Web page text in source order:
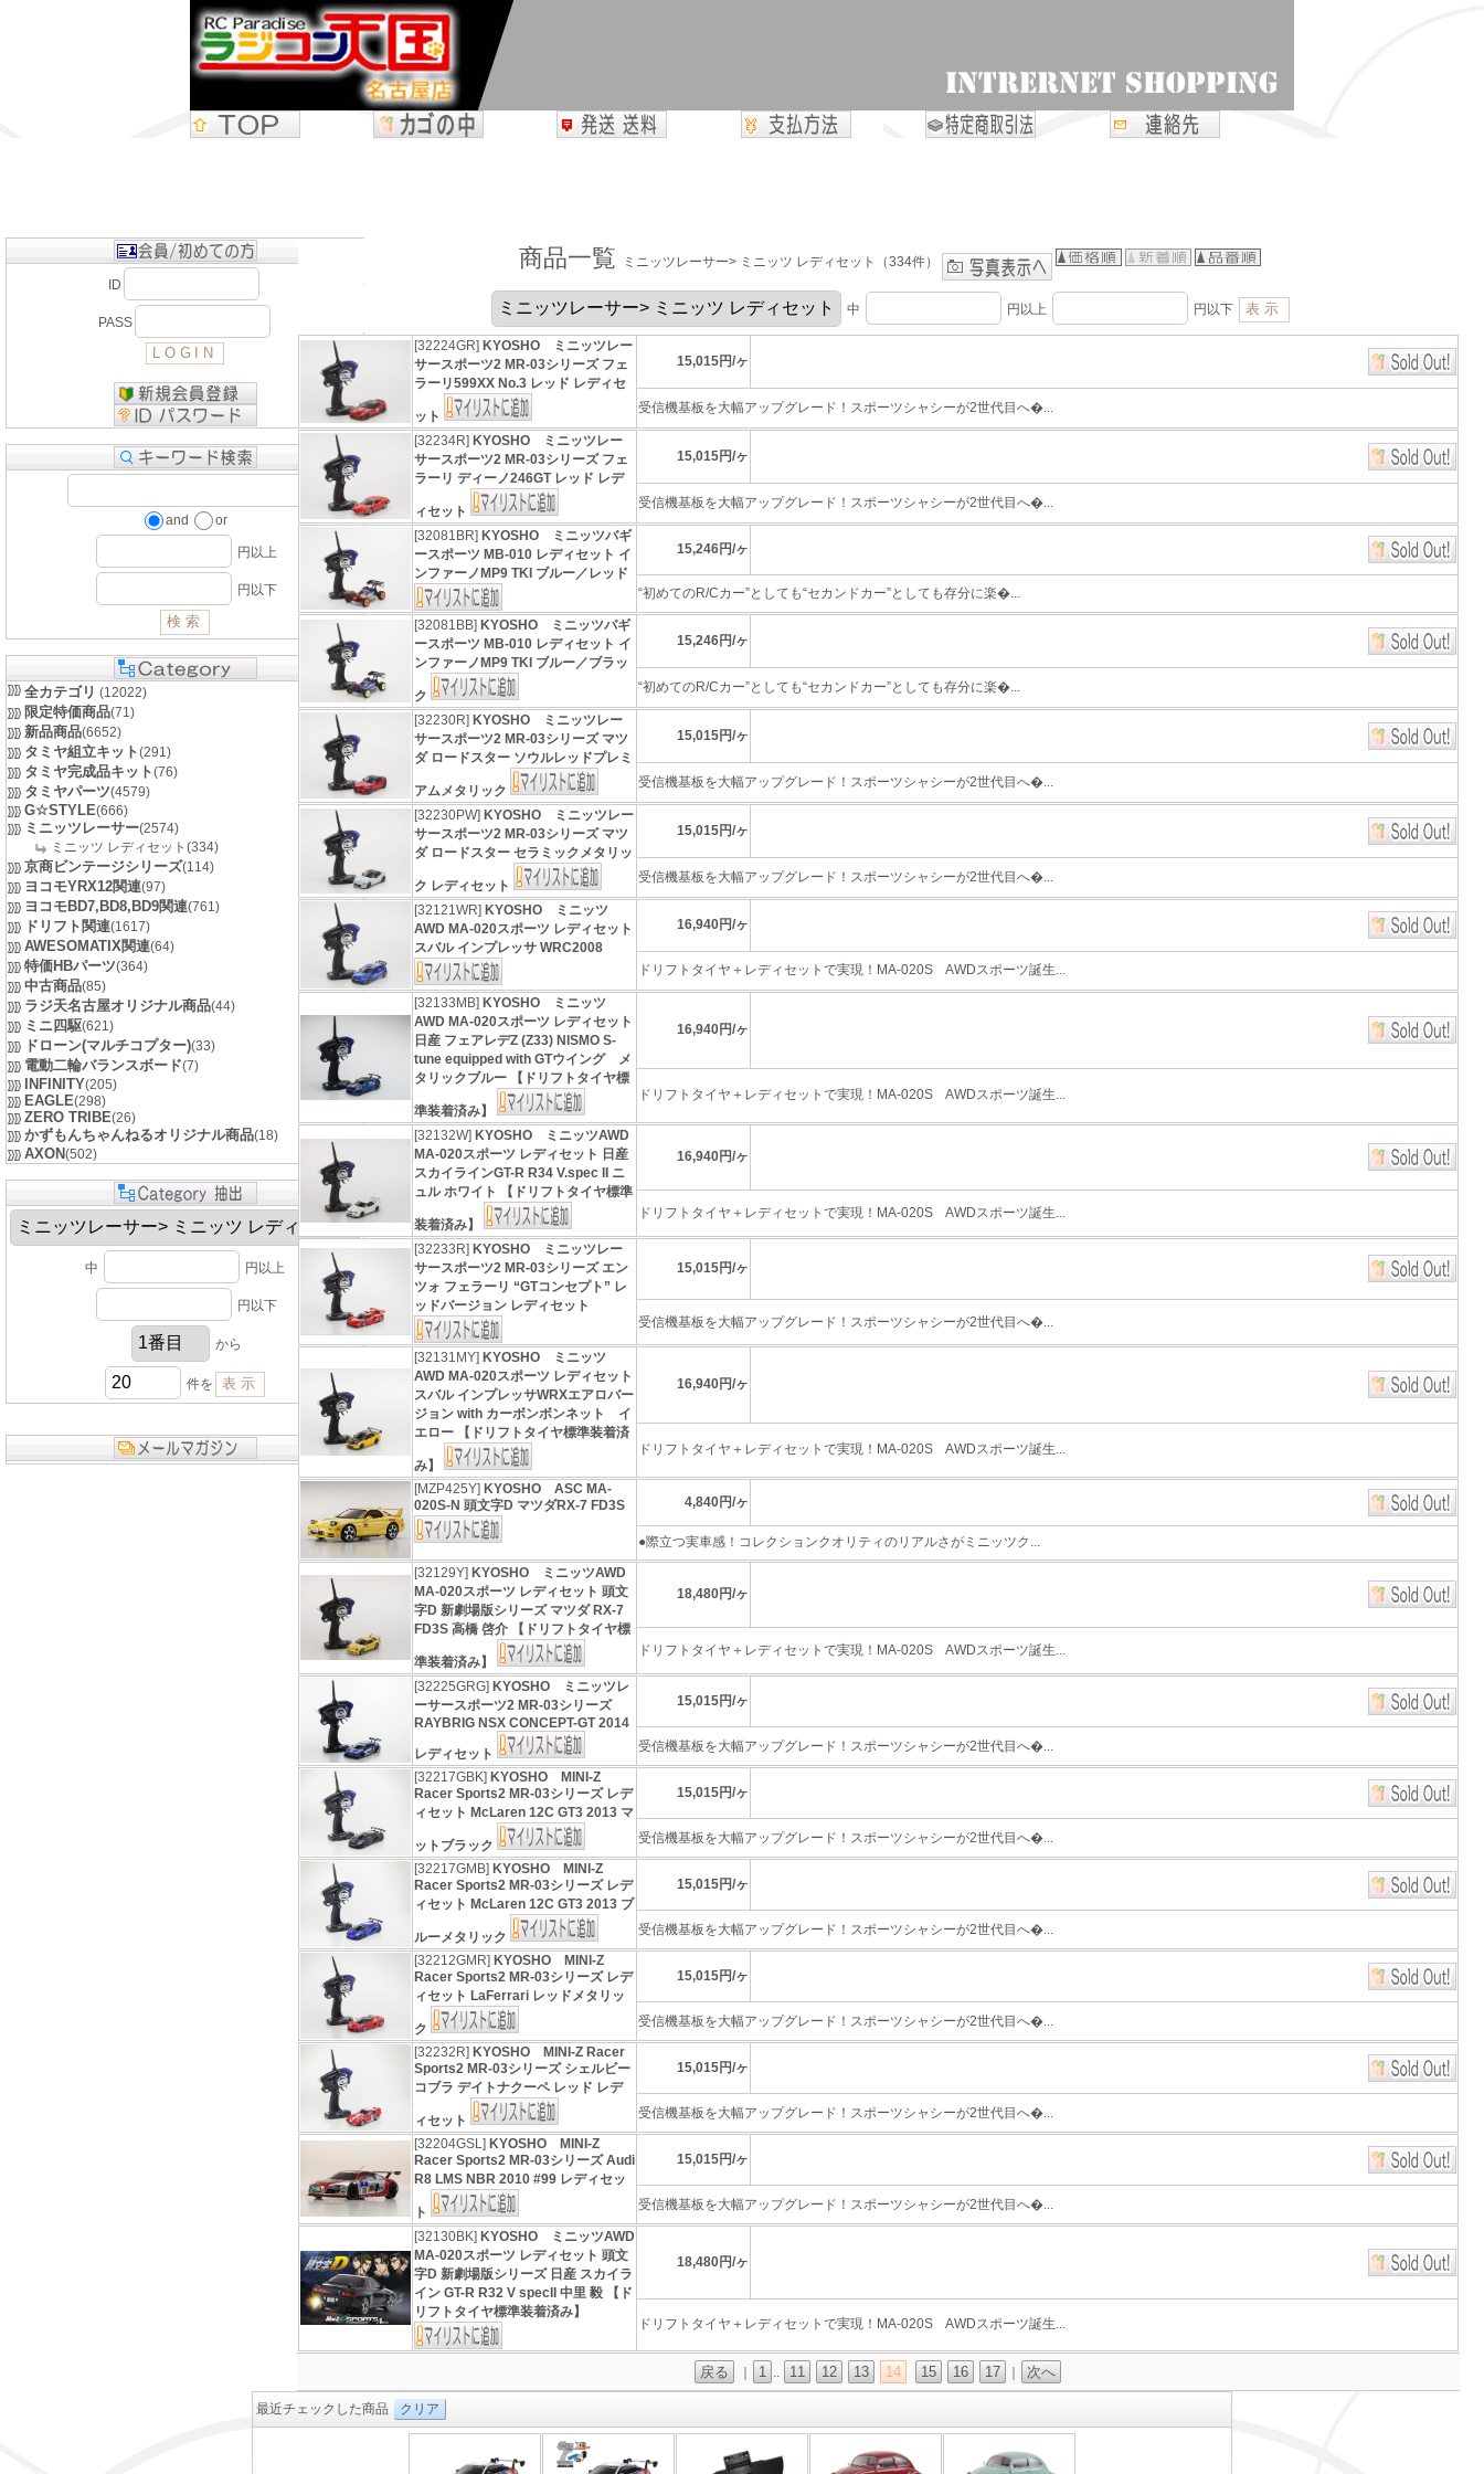
ID
PASS
and or
円以上
円以下
全カテゴリ (12022)
限定特価商品(71)
新品商品(6652)
タミヤ組立キット(291)
タミヤ完成品キット(76)
タミヤパーツ(4579)
G☆STYLE(666)
ミニッツレーサー(2574)
ミニッツ レディセット(334)
京商ビンテージシリーズ(114)
ヨコモYRX12関連(97)
ヨコモBD7,BD8,BD9関連(761)
ドリフト関連(1617)
AWESOMATIX関連(64)
特価HBパーツ(364)
中古商品(85)
ラジ天名古屋オリジナル商品(44)
ミニ四駆(621)
ドローン(マルチコプター)(33)
電動二輪バランスボード(7)
INFINITY(205)
EAGLE(298)
ZERO TRIBE(26)
かずもんちゃんねるオリジナル商品(18)
AXON(502)
中 円以上
円以下
から
件を
商品一覧 ミニッツレーサー> ミニッツ レディセット（334件）
中 円以上 円以下
[32224GR] KYOSHO ミニッツレー
サースポーツ2 MR-03シリーズ フェ
ラーリ599XX No.3 レッド レディセ
ット
15,015円/ヶ
受信機基板を大幅アップグレード！スポーツシャシーが2世代目へ�...
[32234R] KYOSHO ミニッツレー
サースポーツ2 MR-03シリーズ フェ
ラーリ ディーノ246GT レッド レデ
ィセット
15,015円/ヶ
受信機基板を大幅アップグレード！スポーツシャシーが2世代目へ�...
[32081BR] KYOSHO ミニッツバギ
ースポーツ MB-010 レディセット イ
ンファーノMP9 TKI ブルー／レッド
15,246円/ヶ
“初めてのR/Cカー”としても“セカンドカー”としても存分に楽�...
[32081BB] KYOSHO ミニッツバギ
ースポーツ MB-010 レディセット イ
ンファーノMP9 TKI ブルー／ブラッ
ク
15,246円/ヶ
“初めてのR/Cカー”としても“セカンドカー”としても存分に楽�...
[32230R] KYOSHO ミニッツレー
サースポーツ2 MR-03シリーズ マツ
ダ ロードスター ソウルレッドプレミ
アムメタリック
15,015円/ヶ
受信機基板を大幅アップグレード！スポーツシャシーが2世代目へ�...
[32230PW] KYOSHO ミニッツレー
サースポーツ2 MR-03シリーズ マツ
ダ ロードスター セラミックメタリッ
ク レディセット
15,015円/ヶ
受信機基板を大幅アップグレード！スポーツシャシーが2世代目へ�...
[32121WR] KYOSHO ミニッツ
AWD MA-020スポーツ レディセット
スバル インプレッサ WRC2008
16,940円/ヶ
ドリフトタイヤ＋レディセットで実現！MA-020S AWDスポーツ誕生...
[32133MB] KYOSHO ミニッツ
AWD MA-020スポーツ レディセット
日産 フェアレデZ (Z33) NISMO S-
tune equipped with GTウイング メ
タリックブルー 【ドリフトタイヤ標
準装着済み】
16,940円/ヶ
ドリフトタイヤ＋レディセットで実現！MA-020S AWDスポーツ誕生...
[32132W] KYOSHO ミニッツAWD
MA-020スポーツ レディセット 日産
スカイラインGT-R R34 V.spec II ニ
ュル ホワイト 【ドリフトタイヤ標準
装着済み】
16,940円/ヶ
ドリフトタイヤ＋レディセットで実現！MA-020S AWDスポーツ誕生...
[32233R] KYOSHO ミニッツレー
サースポーツ2 MR-03シリーズ エン
ツォ フェラーリ “GTコンセプト” レ
ッドバージョン レディセット
15,015円/ヶ
受信機基板を大幅アップグレード！スポーツシャシーが2世代目へ�...
[32131MY] KYOSHO ミニッツ
AWD MA-020スポーツ レディセット
スバル インプレッサWRXエアロバー
ジョン with カーボンボンネット イ
エロー 【ドリフトタイヤ標準装着済
み】
16,940円/ヶ
ドリフトタイヤ＋レディセットで実現！MA-020S AWDスポーツ誕生...
[MZP425Y] KYOSHO ASC MA-
020S-N 頭文字D マツダRX-7 FD3S
4,840円/ヶ
●際立つ実車感！コレクションクオリティのリアルさがミニッツク...
[32129Y] KYOSHO ミニッツAWD
MA-020スポーツ レディセット 頭文
字D 新劇場版シリーズ マツダ RX-7
FD3S 高橋 啓介 【ドリフトタイヤ標
準装着済み】
18,480円/ヶ
ドリフトタイヤ＋レディセットで実現！MA-020S AWDスポーツ誕生...
[32225GRG] KYOSHO ミニッツレ
ーサースポーツ2 MR-03シリーズ
RAYBRIG NSX CONCEPT-GT 2014
レディセット
15,015円/ヶ
受信機基板を大幅アップグレード！スポーツシャシーが2世代目へ�...
[32217GBK] KYOSHO MINI-Z
Racer Sports2 MR-03シリーズ レデ
ィセット McLaren 12C GT3 2013 マ
ットブラック
15,015円/ヶ
受信機基板を大幅アップグレード！スポーツシャシーが2世代目へ�...
[32217GMB] KYOSHO MINI-Z
Racer Sports2 MR-03シリーズ レデ
ィセット McLaren 12C GT3 2013 ブ
ルーメタリック
15,015円/ヶ
受信機基板を大幅アップグレード！スポーツシャシーが2世代目へ�...
[32212GMR] KYOSHO MINI-Z
Racer Sports2 MR-03シリーズ レデ
ィセット LaFerrari レッドメタリッ
ク
15,015円/ヶ
受信機基板を大幅アップグレード！スポーツシャシーが2世代目へ�...
[32232R] KYOSHO MINI-Z Racer
Sports2 MR-03シリーズ シェルビー
コブラ デイトナクーペ レッド レデ
ィセット
15,015円/ヶ
受信機基板を大幅アップグレード！スポーツシャシーが2世代目へ�...
[32204GSL] KYOSHO MINI-Z
Racer Sports2 MR-03シリーズ Audi
R8 LMS NBR 2010 #99 レディセッ
ト
15,015円/ヶ
受信機基板を大幅アップグレード！スポーツシャシーが2世代目へ�...
[32130BK] KYOSHO ミニッツAWD
MA-020スポーツ レディセット 頭文
字D 新劇場版シリーズ 日産 スカイラ
イン GT-R R32 V specII 中里 毅 【ド
リフトタイヤ標準装着済み】
18,480円/ヶ
ドリフトタイヤ＋レディセットで実現！MA-020S AWDスポーツ誕生...
戻る 1 .. 11 12 13 14 15 16 17 次へ
最近チェックした商品 クリア